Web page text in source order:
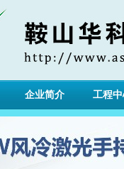
企业简介 工程